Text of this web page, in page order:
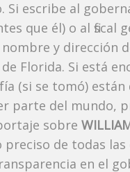
Si escribe al
que él) o al fiscal
nombre y dirección
Florida. Si está
(si se tomó)
parte del mundo,
sobre
de todas
en el